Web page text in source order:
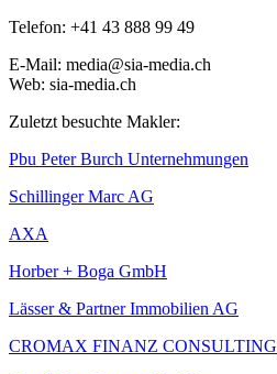
Telefon: +41 43 888 99 49
E-Mail: media@sia-media.ch
Web: sia-media.ch
Zuletzt besuchte Makler:
Pbu Peter Burch Unternehmungen
Schillinger Marc AG
AXA
Horber + Boga GmbH
Lässer & Partner Immobilien AG
CROMAX FINANZ CONSULTING